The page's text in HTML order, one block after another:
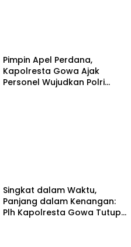
Pimpin Apel Perdana,
Kapolresta Gowa Ajak
Personel Wujudkan Polri
Singkat dalam Waktu,
Panjang dalam Kenangan:
Plh Kapolresta Gowa Tutup